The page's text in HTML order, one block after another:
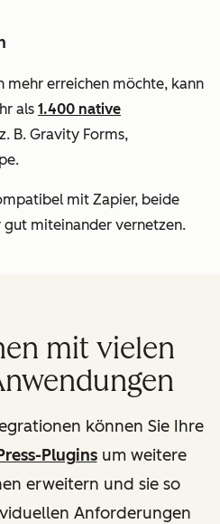
mehr erreichen möchte, kann
als 1.400 native
B. Gravity Forms,
mit Zapier, beide
gut miteinander vernetzen.
mit vielen
können Sie Ihre
Pluginsum weitere
erweitern und sie so
Anforderungen